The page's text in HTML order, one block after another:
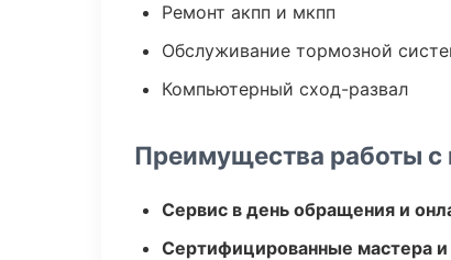
Ремонт акпп и мкпп
Обслуживание тормозной
Компьютерный сход-развал
Преимущества работы с
Сервис в день обращения и
Сертифицированные мастера и